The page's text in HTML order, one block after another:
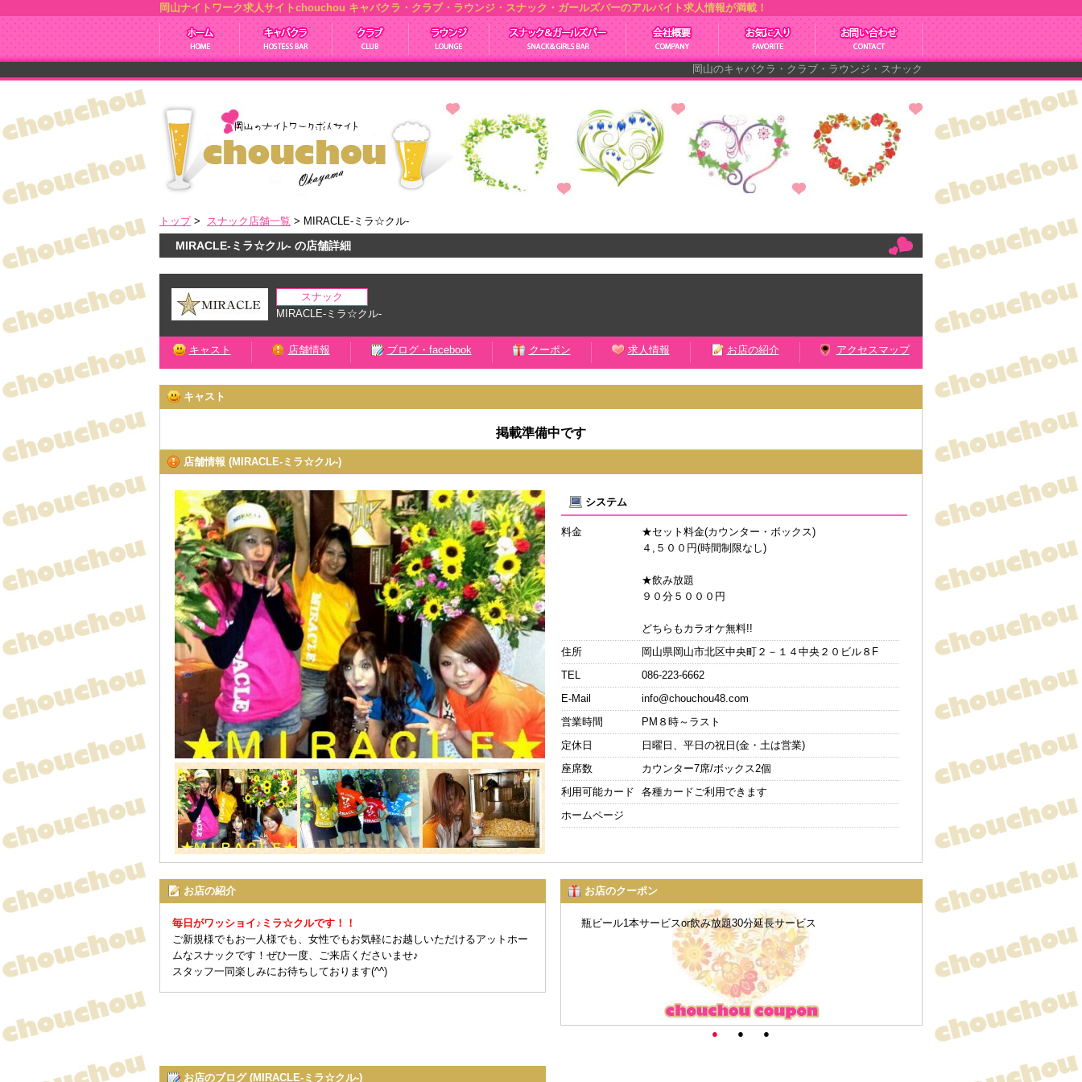
岡山ナイトワーク求人サイトchouchou キャバクラ・クラブ・ラウンジ・スナック・ガールズバーのアルバイト求人情報が満載！
岡山のキャバクラ・クラブ・ラウンジ・スナック・ガールズバーのナイトワーク求人情
トップ> スナック店舗一覧 > MIRACLE-ミラ☆クル-
MIRACLE-ミラ☆クル- の店舗詳細
スナック
MIRACLE-ミラ☆クル-
キャスト 店舗情報 ブログ・facebook クーポン 求人情報 お店の紹介 アクセスマップ
キャスト
掲載準備中です
店舗情報 (MIRACLE-ミラ☆クル-)
システム
料金
★セット料金(カウンター・ボックス)
４,５００円(時間制限なし)
★飲み放題
９０分５０００円
どちらもカラオケ無料!!
住所
岡山県岡山市北区中央町２－１４中央２０ビル８F
TEL
086-223-6662
E-Mail
info@chouchou48.com
営業時間
PM８時～ラスト
定休日
日曜日、平日の祝日(金・土は営業)
座席数
カウンター7席/ボックス2個
利用可能カード
各種カードご利用できます
ホームページ
お店の紹介
毎日がワッショイ♪ミラ☆クルです！！
ご新規様でもお一人様でも、女性でもお気軽にお越しいただけるアットホー
ムなスナックです！ぜひ一度、ご来店くださいませ♪
スタッフ一同楽しみにお待ちしております(^^)
お店のクーポン
瓶ビール1本サービスor飲み放題30分延長サービス
ご来店:セット料金・飲み放
● ● ●
お店のブログ (MIRACLE-ミラ☆クル-)